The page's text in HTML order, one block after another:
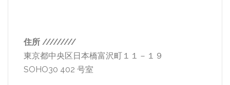
住所 /////////
東京都中央区日本橋富沢町１１－１９
SOHO30 402 号室